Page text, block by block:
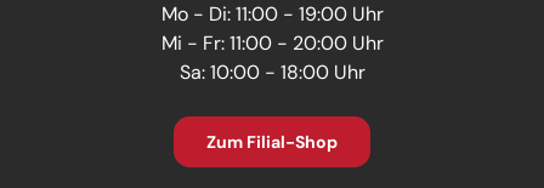
Mo - Di: 11:00 - 19:00 Uhr
Mi - Fr: 11:00 - 20:00 Uhr
Sa: 10:00 - 18:00 Uhr
Zum Filial-Shop